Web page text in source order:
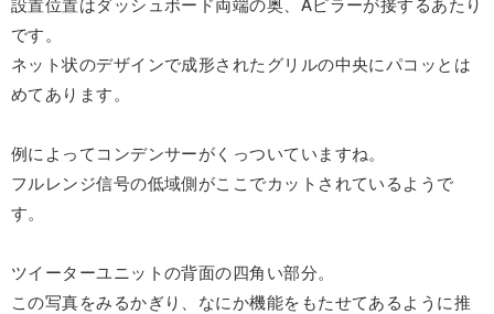
です。
ネット状のデザインで成形されたグリルの中央にパコッとは
めてあります。
例によってコンデンサーがくっついていますね。
フルレンジ信号の低域側がここでカットされているようで
す。
ツイーターユニットの背面の四角い部分。
この写真をみるかぎり、なにか機能をもたせてあるように推